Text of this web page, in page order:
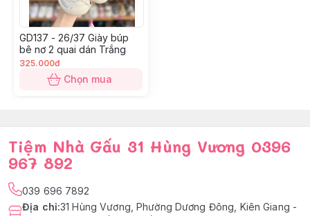
GD137 - 26/37 Giày búp
bê nơ 2 quai dán Trắng
325.000đ
Chọn mua
Tiệm Nhà Gấu 31 Hùng Vương 0396
967 892
039 696 7892
Địa chỉ:31 Hùng Vương, Phường Dương Đông, Kiên Giang -